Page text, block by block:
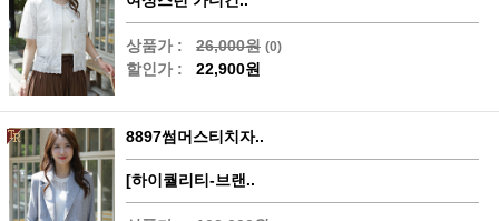
상품가 : 26,000원 (0)
할인가 : 22,900원
8897썸머스티치자..
[하이퀄리티-브랜..